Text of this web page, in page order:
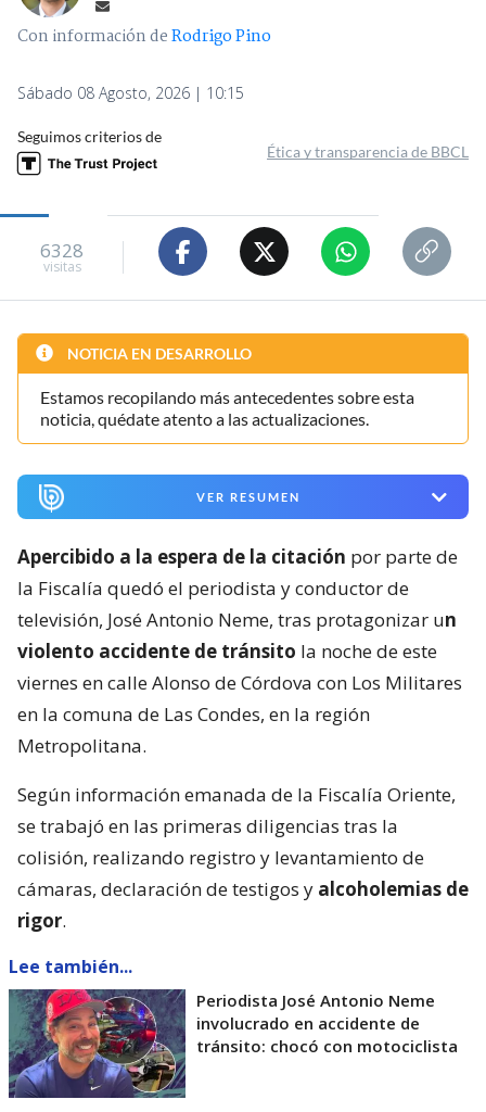
Con información deRodrigo Pino
Sábado 08 Agosto, 2026 | 10:15
Seguimos criterios de
Ética y transparencia de BBCL
6328
visitas
NOTICIA EN DESARROLLO
Estamos recopilando más antecedentes sobre esta
noticia, quédate atento a las actualizaciones.
VER RESUMEN
Apercibido a la espera de la citación por parte de
la Fiscalía quedó el periodista y conductor de
televisión, José Antonio Neme, tras protagonizar un
violento accidente de tránsito la noche de este
viernes en calle Alonso de Córdova con Los Militares
en la comuna de Las Condes, en la región
Metropolitana.
Según información emanada de la Fiscalía Oriente,
se trabajó en las primeras diligencias tras la
colisión, realizando registro y levantamiento de
cámaras, declaración de testigos y alcoholemias de
rigor.
Lee también...
Periodista José Antonio Neme
involucrado en accidente de
tránsito: chocó con motociclista